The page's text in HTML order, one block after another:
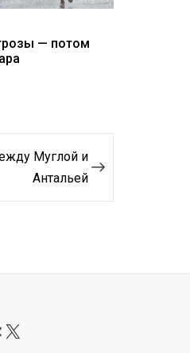
— потом
Муглой и
Антальей
X